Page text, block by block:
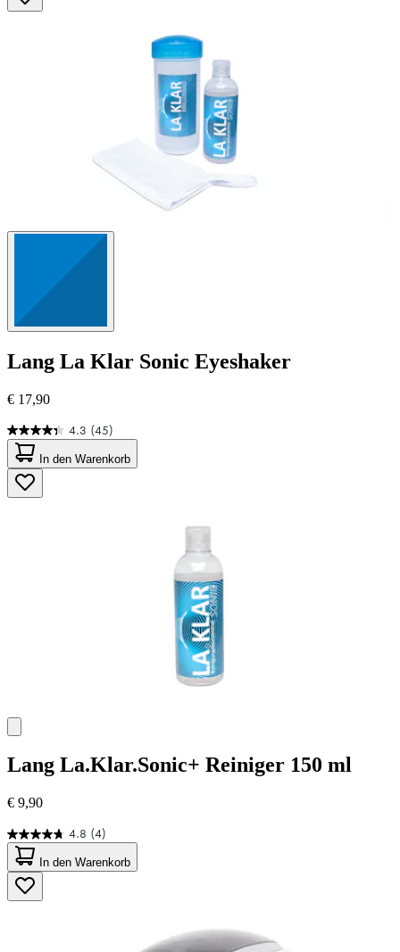
Lang La Klar Sonic Eyeshaker
€ 17,90
4.3 (45)
4.3
von
5
Sternen.
45
In den Warenkorb
Lang La.Klar.Sonic+ Reiniger 150 ml
€ 9,90
4.8 (4)
4.8
von
5
Sternen.
4
In den Warenkorb